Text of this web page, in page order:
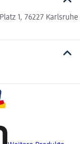
1, 76227 Karlsruhe